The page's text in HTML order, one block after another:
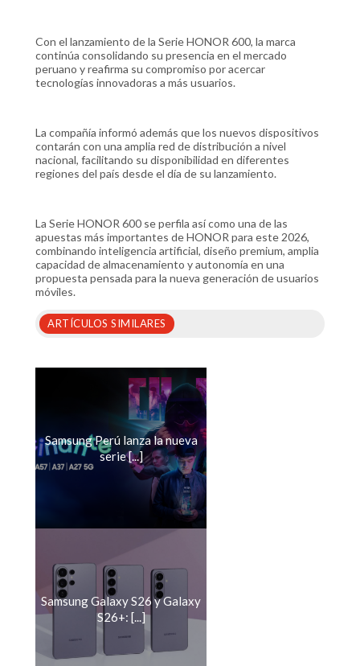
Con el lanzamiento de la Serie HONOR 600, la marca
continúa consolidando su presencia en el mercado
peruano y reafirma su compromiso por acercar
tecnologías innovadoras a más usuarios.
La compañía informó además que los nuevos dispositivos
contarán con una amplia red de distribución a nivel
nacional, facilitando su disponibilidad en diferentes
regiones del país desde el día de su lanzamiento.
La Serie HONOR 600 se perfila así como una de las
apuestas más importantes de HONOR para este 2026,
combinando inteligencia artificial, diseño premium, amplia
capacidad de almacenamiento y autonomía en una
propuesta pensada para la nueva generación de usuarios
móviles.
ARTÍCULOS SIMILARES
Samsung Perú lanza la nueva
serie [...]
Samsung Galaxy S26 y Galaxy
S26+: [...]